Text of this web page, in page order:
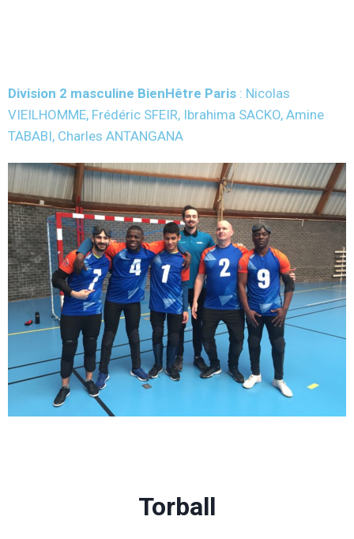
Division 2 masculine BienHêtre Paris : Nicolas
VIEILHOMME, Frédéric SFEIR, Ibrahima SACKO, Amine
TABABI, Charles ANTANGANA
Torball